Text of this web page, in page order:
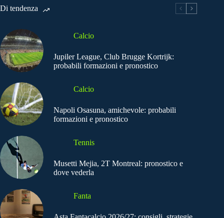
Di tendenza
Calcio
Jupiler League, Club Brugge Kortrijk:
probabili formazioni e pronostico
Calcio
Napoli Osasuna, amichevole: probabili
formazioni e pronostico
Tennis
Musetti Mejia, 2T Montreal: pronostico e
dove vederla
Fanta